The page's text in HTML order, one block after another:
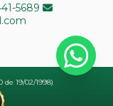
5689
19/02/1998)